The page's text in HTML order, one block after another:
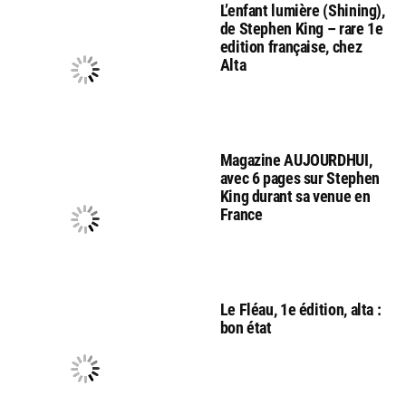
L’enfant lumière (Shining),
de Stephen King – rare 1e
edition française, chez
Alta
Magazine AUJOURDHUI,
avec 6 pages sur Stephen
King durant sa venue en
France
Le Fléau, 1e édition, alta :
bon état